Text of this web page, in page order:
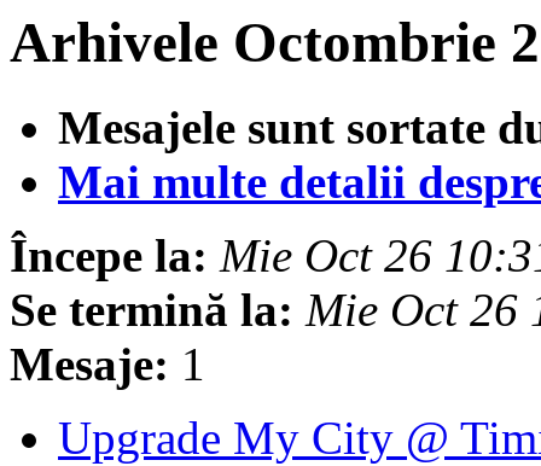
Arhivele Octombrie
Mesajele sunt sortate
Mai multe detalii
Începe la: Mie Oct 26
Se termină la: Mie Oct 26
Mesaje: 1
Upgrade My City @